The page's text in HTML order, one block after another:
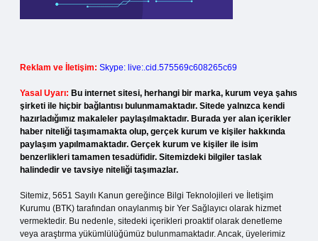
Reklam ve İletişim: Skype: live:.cid.575569c608265c69
Yasal Uyarı: Bu internet sitesi, herhangi bir marka, kurum veya şahıs
şirketi ile hiçbir bağlantısı bulunmamaktadır. Sitede yalnızca kendi
hazırladığımız makaleler paylaşılmaktadır. Burada yer alan içerikler
haber niteliği taşımamakta olup, gerçek kurum ve kişiler hakkında
paylaşım yapılmamaktadır. Gerçek kurum ve kişiler ile isim
benzerlikleri tamamen tesadüfidir. Sitemizdeki bilgiler taslak
halindedir ve tavsiye niteliği taşımazlar.
Sitemiz, 5651 Sayılı Kanun gereğince Bilgi Teknolojileri ve İletişim
Kurumu (BTK) tarafından onaylanmış bir Yer Sağlayıcı olarak hizmet
vermektedir. Bu nedenle, sitedeki içerikleri proaktif olarak denetleme
veya araştırma yükümlülüğümüz bulunmamaktadır. Ancak, üyelerimiz